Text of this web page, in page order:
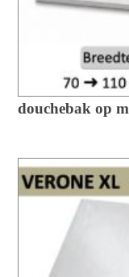
douchebak op